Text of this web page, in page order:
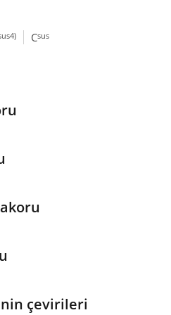
Csus
çevirileri